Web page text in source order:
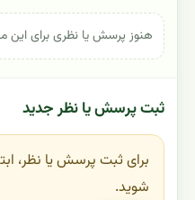
هنوز پرسش یا نظری برای
ثبت پرسش یا نظر جدید
برای ثبت پرسش یا نظر،
شوید.